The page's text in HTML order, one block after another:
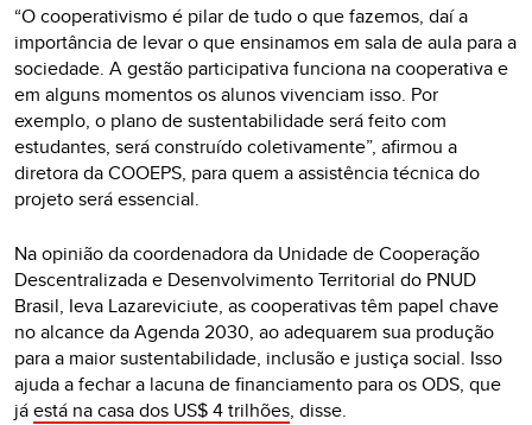
“O cooperativismo é pilar de tudo o que fazemos, daí a
importância de levar o que ensinamos em sala de aula para a
sociedade. A gestão participativa funciona na cooperativa e
em alguns momentos os alunos vivenciam isso. Por
exemplo, o plano de sustentabilidade será feito com
estudantes, será construído coletivamente”, afirmou a
diretora da COOEPS, para quem a assistência técnica do
projeto será essencial.
Na opinião da coordenadora da Unidade de Cooperação
Descentralizada e Desenvolvimento Territorial do PNUD
Brasil, Ieva Lazareviciute, as cooperativas têm papel chave
no alcance da Agenda 2030, ao adequarem sua produção
para a maior sustentabilidade, inclusão e justiça social. Isso
ajuda a fechar a lacuna de financiamento para os ODS, que
jáestá na casa dos US$ 4 trilhões, disse.